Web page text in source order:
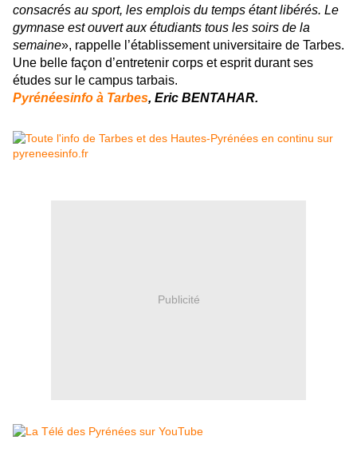
consacrés au sport, les emplois du temps étant libérés. Le
gymnase est ouvert aux étudiants tous les soirs de la
semaine», rappelle l’établissement universitaire de Tarbes.
Une belle façon d’entretenir corps et esprit durant ses
études sur le campus tarbais.
Pyrénéesinfo à Tarbes, Eric BENTAHAR.
Publicité